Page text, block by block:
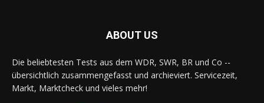
ABOUT US
Die beliebtesten Tests aus dem WDR, SWR, BR und Co --
übersichtlich zusammengefasst und archieviert. Servicezeit,
Markt, Marktcheck und vieles mehr!